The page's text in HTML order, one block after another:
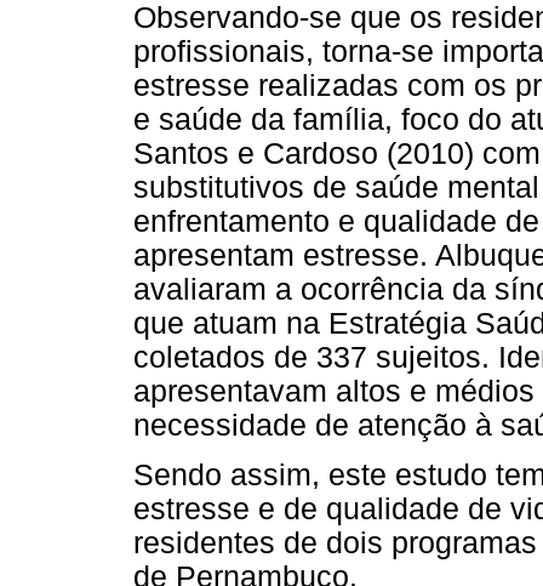
Observando-se que os
profissionais, torna-se
estresse realizadas com os
e saúde da família, foco do
Santos e Cardoso (2010)
substitutivos de saúde
enfrentamento e qualidade
apresentam estresse.
avaliaram a ocorrência da
que atuam na Estratégia
coletados de 337 sujeitos.
apresentavam altos e
necessidade de atenção à
Sendo assim, este estudo
estresse e de qualidade de
residentes de dois
de Pernambuco.